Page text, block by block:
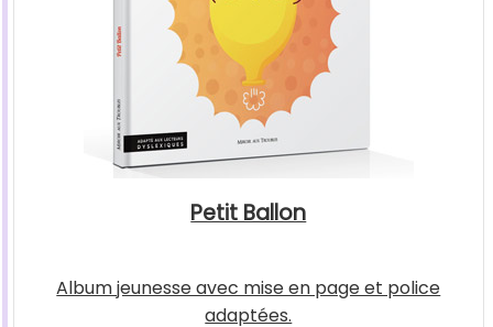
Petit Ballon
Album jeunesse avec mise en page et police
adaptées.